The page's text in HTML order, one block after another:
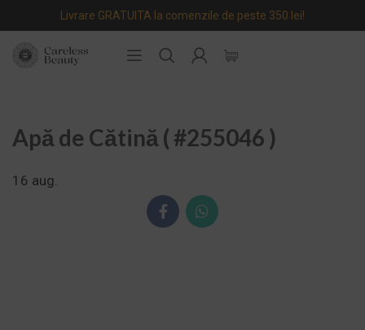
Livrare GRATUITA la comenzile de peste 350 lei!
Apă de Cătină ( #255046 )
16 aug.